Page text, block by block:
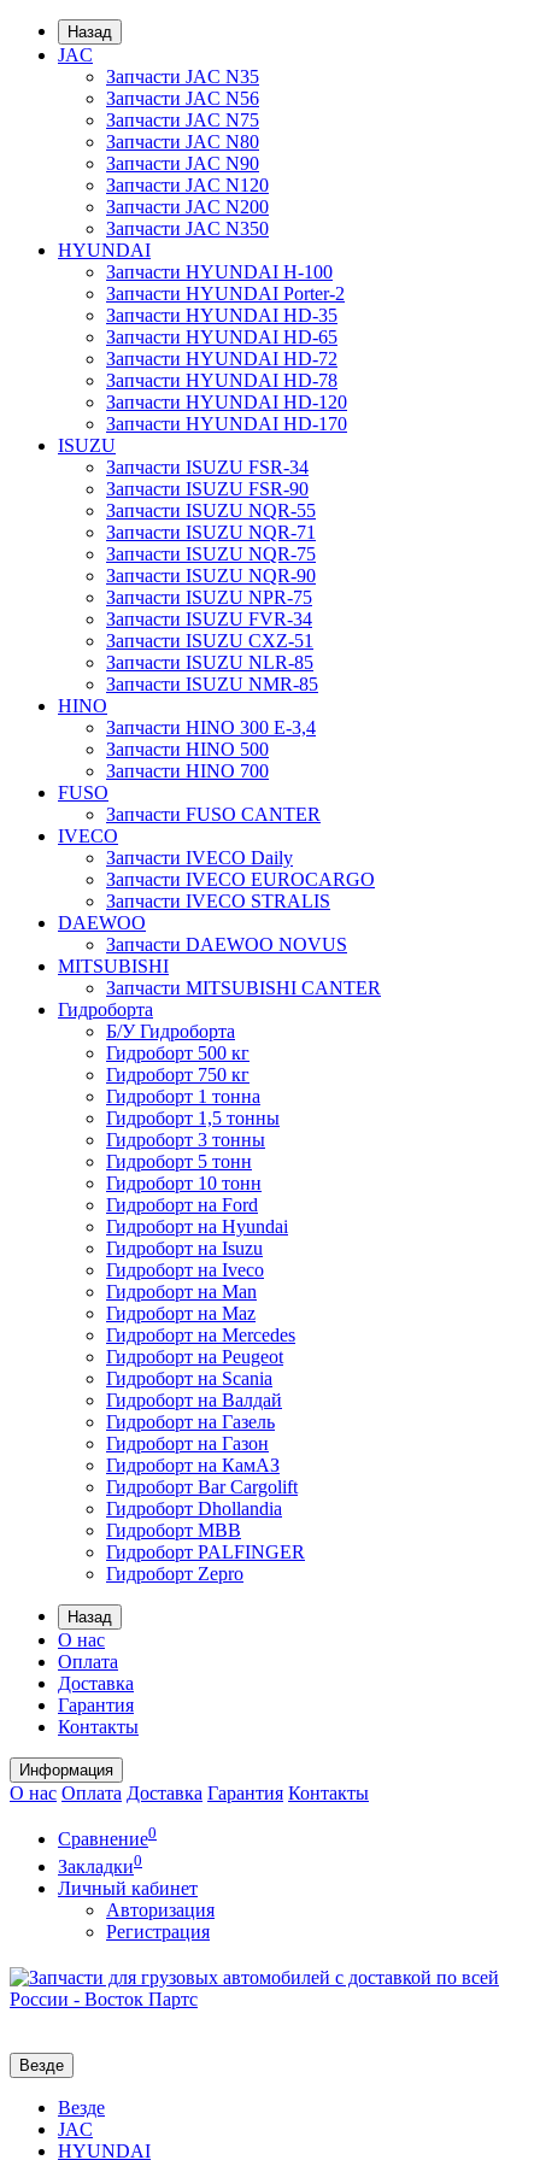
Назад
JAC
Запчасти JAC N35
Запчасти JAC N56
Запчасти JAC N75
Запчасти JAC N80
Запчасти JAC N90
Запчасти JAC N120
Запчасти JAC N200
Запчасти JAC N350
HYUNDAI
Запчасти HYUNDAI H-100
Запчасти HYUNDAI Porter-2
Запчасти HYUNDAI HD-35
Запчасти HYUNDAI HD-65
Запчасти HYUNDAI HD-72
Запчасти HYUNDAI HD-78
Запчасти HYUNDAI HD-120
Запчасти HYUNDAI HD-170
ISUZU
Запчасти ISUZU FSR-34
Запчасти ISUZU FSR-90
Запчасти ISUZU NQR-55
Запчасти ISUZU NQR-71
Запчасти ISUZU NQR-75
Запчасти ISUZU NQR-90
Запчасти ISUZU NPR-75
Запчасти ISUZU FVR-34
Запчасти ISUZU CXZ-51
Запчасти ISUZU NLR-85
Запчасти ISUZU NMR-85
HINO
Запчасти HINO 300 E-3,4
Запчасти HINO 500
Запчасти HINO 700
FUSO
Запчасти FUSO CANTER
IVECO
Запчасти IVECO Daily
Запчасти IVECO EUROCARGO
Запчасти IVECO STRALIS
DAEWOO
Запчасти DAEWOO NOVUS
MITSUBISHI
Запчасти MITSUBISHI CANTER
Гидроборта
Б/У Гидроборта
Гидроборт 500 кг
Гидроборт 750 кг
Гидроборт 1 тонна
Гидроборт 1,5 тонны
Гидроборт 3 тонны
Гидроборт 5 тонн
Гидроборт 10 тонн
Гидроборт на Ford
Гидроборт на Hyundai
Гидроборт на Isuzu
Гидроборт на Iveco
Гидроборт на Man
Гидроборт на Maz
Гидроборт на Mercedes
Гидроборт на Peugeot
Гидроборт на Scania
Гидроборт на Валдай
Гидроборт на Газель
Гидроборт на Газон
Гидроборт на КамАЗ
Гидроборт Bar Cargolift
Гидроборт Dhollandia
Гидроборт MBB
Гидроборт PALFINGER
Гидроборт Zepro
Назад
О нас
Оплата
Доставка
Гарантия
Контакты
Информация
О нас Оплата Доставка Гарантия Контакты
Сравнение0
Закладки0
Личный кабинет
Авторизация
Регистрация
Везде
Везде
JAC
HYUNDAI